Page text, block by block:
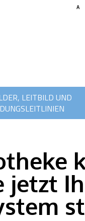
A
LEITBILD UND
jetzt